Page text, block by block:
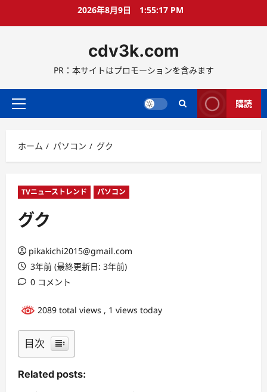
ス
ッ
2026年8月9日 1:55:18 PM
cdv3k.com
PR：本サイトはプロモーションを含みます
メ
メ
ニ
ー
購読
ホーム パソコン グク
TVニューストレンド パソコン
グク
pikakichi2015@gmail.com
3年前 (最終更新日: 3年前)
0 コメント
2089 total views , 1 views today
目次
Related posts: